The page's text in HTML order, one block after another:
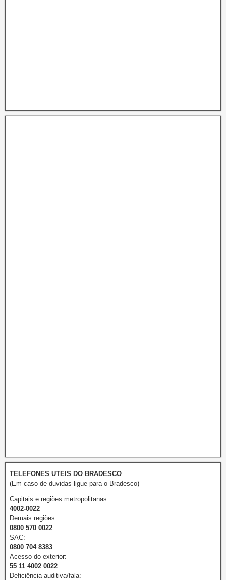
TELEFONES UTEIS DO BRADESCO
(Em caso de duvidas ligue para o Bradesco)
Capitais e regiões metropolitanas:
4002-0022
Demais regiões:
0800 570 0022
SAC:
0800 704 8383
Acesso do exterior:
55 11 4002 0022
Deficiência auditiva/fala: